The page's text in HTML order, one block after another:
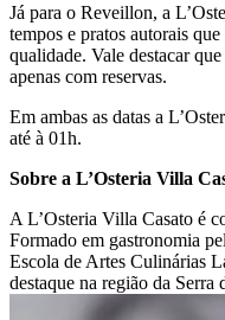
Já para o Reveillon, a
tempos e pratos autorais
qualidade. Vale destacar
apenas com reservas.
Em ambas as datas a
até à 01h.
Sobre a L’Osteria Villa
A L’Osteria Villa Casato é
Formado em gastronomia
Escola de Artes Culinárias
destaque na região da